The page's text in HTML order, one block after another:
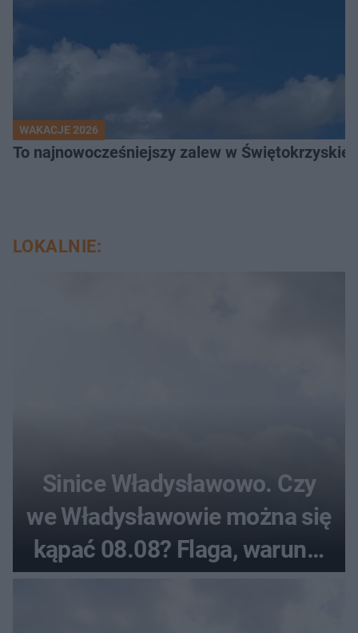
WAKACJE 2026
To najnowocześniejszy zalew w
LOKALNIE:
Sinice Władysławowo. Czy
we Władysławowie można się
kąpać 08.08? Flaga, warunki
pogodowe